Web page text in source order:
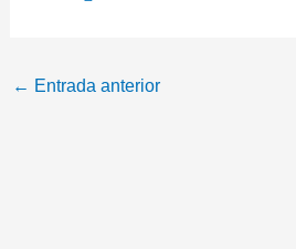
← Entrada anterior